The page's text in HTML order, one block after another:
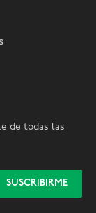
de todas las
SUSCRIBIRME